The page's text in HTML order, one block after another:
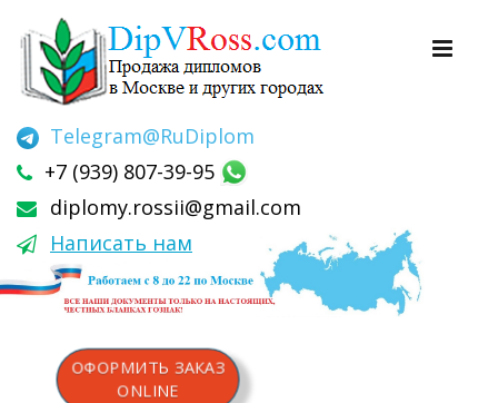
Telegram@RuDiplom
+7 (939) 807-39-95
diplomy.rossii@gmail.com
Написать нам
ОФОРМИТЬ ЗАКАЗ
ONLINE